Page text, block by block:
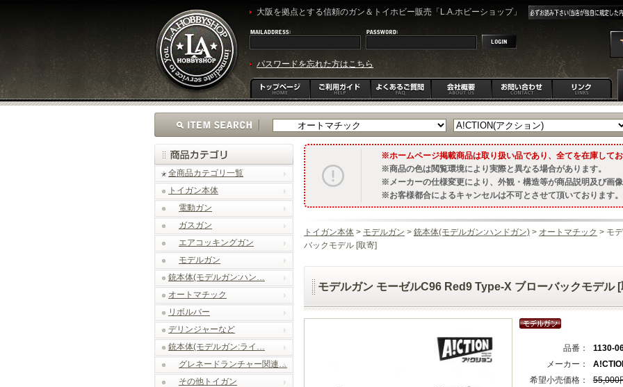
大阪を拠点とする信頼のガン＆トイホビー販売「L.A.ホビーショップ」
パスワードを忘れた方はこちら
全商品カテゴリ一覧
トイガン本体
電動ガン
ガスガン
エアコッキングガン
モデルガン
銃本体(モデルガン:ハン…
オートマチック
リボルバー
デリンジャーなど
銃本体(モデルガン:ライ…
グレネードランチャー関連…
その他トイガン
ホームページ掲載商品は取り扱い品であり、全てを在庫してお
商品の色は閲覧環境により実際と異なる場合があります。
メーカーの仕様変更により、外観・構造等が商品説明及び画
お客様都合によるキャンセルは不可とさせて頂いております。
トイガン本体 > モデルガン > 銃本体(モデルガン:ハンドガン) > オートマチック > モ
バックモデル [取寄]
モデルガン モーゼルC96 Red9 Type-X ブローバックモデル [
品番：
1130-
メーカー：
希望小売価格：
55,000